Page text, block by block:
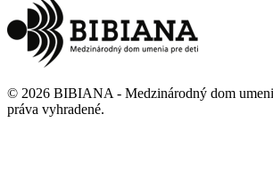
© 2026 BIBIANA - Medzinárodný dom
práva vyhradené.